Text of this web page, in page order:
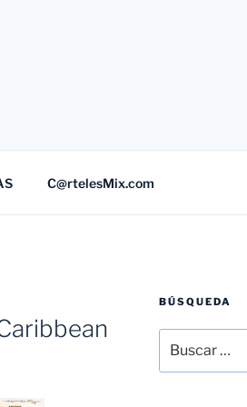
C@rtelesMix.com
BÚSQUEDA
por: